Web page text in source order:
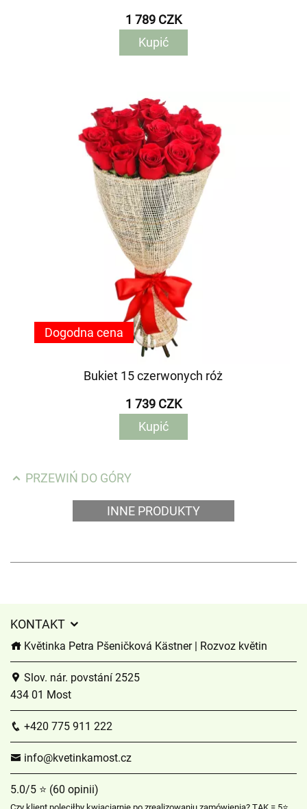
1 789 CZK
Kupić
Bukiet 15 czerwonych róż
1 739 CZK
Kupić
Dogodna cena
PRZEWIŃ DO GÓRY
INNE PRODUKTY
KONTAKT
Květinka Petra Pšeničková Kästner | Rozvoz květin
Slov. nár. povstání 2525
434 01 Most
+420 775 911 222
info@kvetinkamost.cz
5.0/5 ⭐ (60 opinii)